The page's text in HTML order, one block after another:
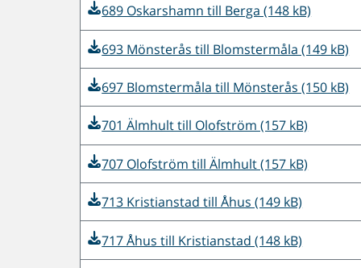
689 Oskarshamn till Berga (148 kB)
693 Mönsterås till Blomstermåla (149 kB)
697 Blomstermåla till Mönsterås (150 kB)
701 Älmhult till Olofström (157 kB)
707 Olofström till Älmhult (157 kB)
713 Kristianstad till Åhus (149 kB)
717 Åhus till Kristianstad (148 kB)